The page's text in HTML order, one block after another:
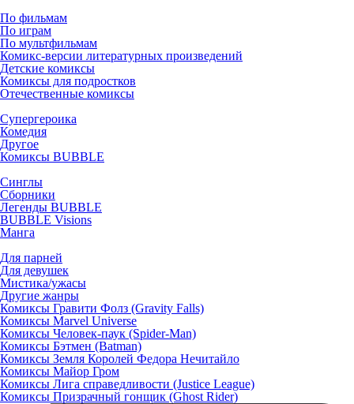
По фильмам
По играм
По мультфильмам
Комикс-версии литературных произведений
Детские комиксы
Комиксы для подростков
Отечественные комиксы
Супергероика
Комедия
Другое
Комиксы BUBBLE
Синглы
Сборники
Легенды BUBBLE
BUBBLE Visions
Манга
Для парней
Для девушек
Мистика/ужасы
Другие жанры
Комиксы Гравити Фолз (Gravity Falls)
Комиксы Marvel Universe
Комиксы Человек-паук (Spider-Man)
Комиксы Бэтмен (Batman)
Комиксы Земля Королей Федора Нечитайло
Комиксы Майор Гром
Комиксы Лига справедливости (Justice League)
Комиксы Призрачный гонщик (Ghost Rider)